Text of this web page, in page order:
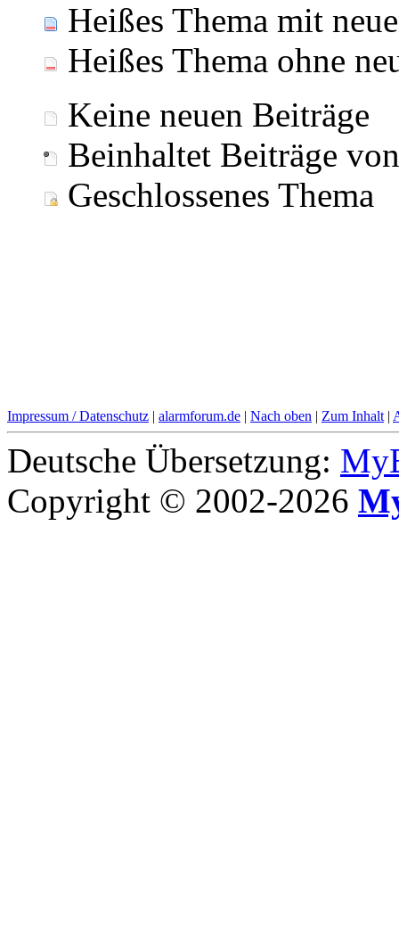
Heißes Thema mit
Heißes Thema ohne
Keine neuen Beiträge
Beinhaltet Beiträge
Geschlossenes Thema
Impressum / Datenschutz | alarmforum.de | Nach oben | Zum Inhalt |
Deutsche Übersetzung:
Copyright © 2002-2026